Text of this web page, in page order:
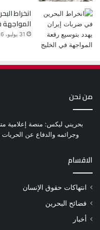
انخراط
المواجهة
31 يوليو، 2026
من نحن
بحريني ليكس: منصة إعلامية
وجرائمه والدفاع عن
الاقسام
انتهاكات حقوق الإنسان
فضائح البحرين
أخبار